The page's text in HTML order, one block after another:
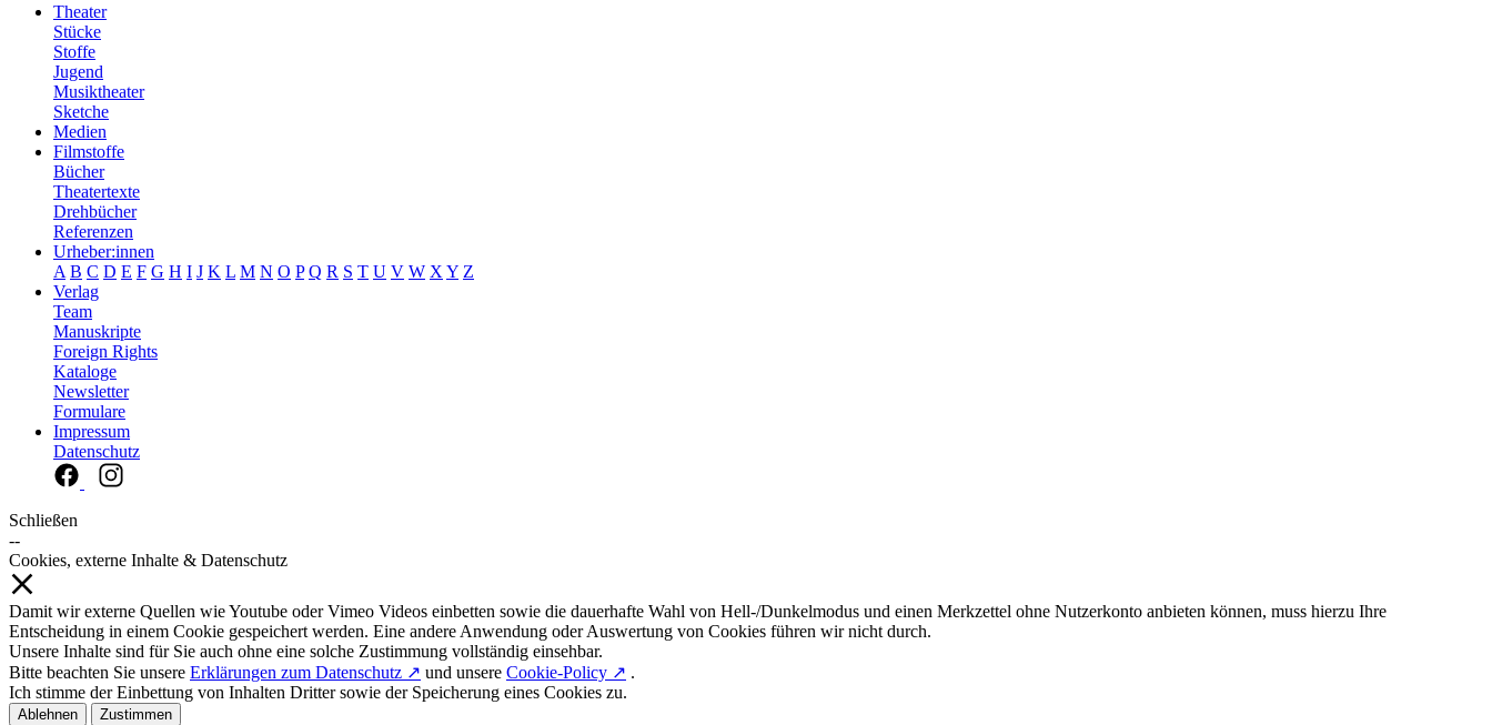
Theater
Stücke
Stoffe
Jugend
Musiktheater
Sketche
Medien
Filmstoffe
Bücher
Theatertexte
Drehbücher
Referenzen
Urheber:innen
A B C D E F G H I J K L M N O P Q R S T U V W X Y Z
Verlag
Team
Manuskripte
Foreign Rights
Kataloge
Newsletter
Formulare
Impressum
Datenschutz
Schließen
--
Cookies, externe Inhalte & Datenschutz
Damit wir externe Quellen wie Youtube oder Vimeo Videos einbetten sowie die dauerhafte Wahl von Hell-/Dunkelmodus und einen Merkzettel ohne Nutzerkonto anbieten können, muss hierzu Ihre
Entscheidung in einem Cookie gespeichert werden. Eine andere Anwendung oder Auswertung von Cookies führen wir nicht durch.
Unsere Inhalte sind für Sie auch ohne eine solche Zustimmung vollständig einsehbar.
Bitte beachten Sie unsere Erklärungen zum Datenschutz ↗ und unsere Cookie-Policy ↗ .
Ich stimme der Einbettung von Inhalten Dritter sowie der Speicherung eines Cookies zu.
Ablehnen Zustimmen